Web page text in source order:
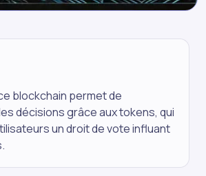
blockchain permet de
décisions grâce aux tokens, qui
un droit de vote influant